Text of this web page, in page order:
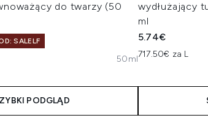
do twarzy (50
SALELF
detaliczna:
cena: 50ml
PODGLĄD
wydłużający
ml
5.74€
717.50€ za L